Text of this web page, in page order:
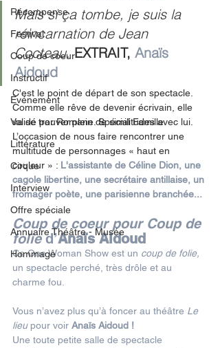
Récompense
Festival
Coup de coeur
Instructif
Événement
Validé par Romane. Spécial Famille
Littérature
Cirque
Interview
Offre spéciale
Annuaire Théâtre - Musée
Hommage
Mais si ça tombe, je suis la
réincarnation de Jean
Cocteau. EXTRAIT, Anaïs
Aidoud
C'est le point de départ de son spectacle.
Comme elle rêve de devenir écrivain, elle
va se trouver plein de similitudes avec lui.
L’occasion de nous faire rencontrer une
multitude de personnages « haut en
couleur » : L'assistante de Céline Dion, une
cagole libertine, une secrétaire antillaise, un
fromager poète, une parisienne branchée...
Coup de coeur pour Coup de
folie d’Anaïs Aidoud
Ce One Woman Show est un coup de folie,
un spectacle perché, très drôle et au
charme fou.
Vous n’avez plus qu’à foncer au théâtre Le
lieu pour voir Anaïs Aidoud !
Une toute petite salle de spectacle